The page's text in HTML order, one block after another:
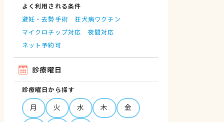
よく利用される条件
避妊・去勢手術
狂犬病ワクチン
マイクロチップ対応
夜間対応
ネット予約可
診療曜日
診療曜日から探す
月 火 水 木
金